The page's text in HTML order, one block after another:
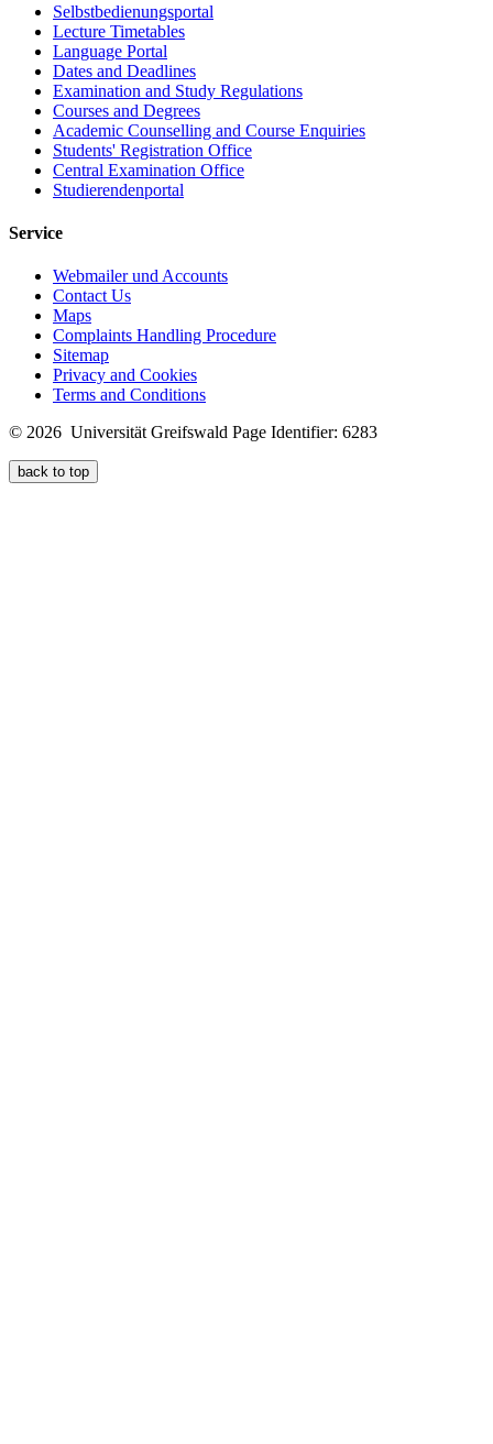
Selbstbedienungsportal
Lecture Timetables
Language Portal
Dates and Deadlines
Examination and Study Regulations
Courses and Degrees
Academic Counselling and Course Enquiries
Students' Registration Office
Central Examination Office
Studierendenportal
Service
Webmailer und Accounts
Contact Us
Maps
Complaints Handling Procedure
Sitemap
Privacy and Cookies
Terms and Conditions
© 2026 Universität Greifswald Page Identifier: 6283
back to top